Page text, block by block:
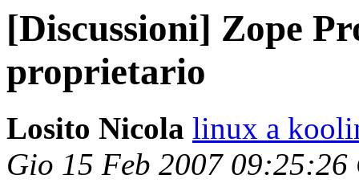
[Discussioni] Zope
proprietario
Losito Nicola linux a
Gio 15 Feb 2007 09:25:26